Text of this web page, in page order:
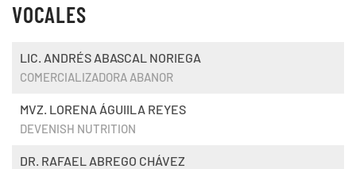
VOCALES
LIC. ANDRÉS ABASCAL NORIEGA
COMERCIALIZADORA ABANOR
MVZ. LORENA ÁGUIILA REYES
DEVENISH NUTRITION
DR. RAFAEL ABREGO CHÁVEZ